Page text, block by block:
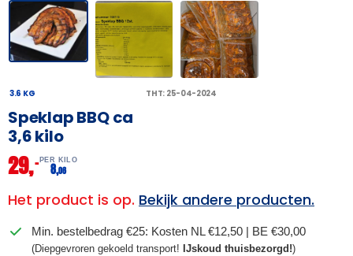
3.6 KG THT: 25-04-2024
Speklap BBQ ca
3,6 kilo
29,– PER KILO
8,06
Het product is op. Bekijk andere producten.
Min. bestelbedrag €25: Kosten NL €12,50 | BE €30,00
(Diepgevroren gekoeld transport! IJskoud thuisbezorgd!)